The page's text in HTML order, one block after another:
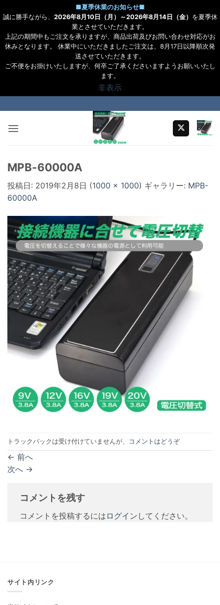
■夏季休業のお知らせ■
誠に勝手ながら、 2026年8月10日（月）～2026年8月14日（金） を夏季休
業とさせていただきます。
上記の期間中もご注文を承りますが、商品出荷及びお問い合わせ対応がお
休みとなります。 休業中にいただきましたご注文は、8月17日以降順次発
送させていただきます。
ご不便をお掛けいたしますが、何卒ご了承くださいますようお願いいたし
ます。
非表示
to
content
MPB-60000A
投稿日: 2019年2月8日 (1000 × 1000) ギャラリー: MPB-
60000A
トラックバックは受け付けていませんが、 コメントはどうぞ
← 前へ
次へ →
コメントを残す
コメントを投稿するには ログイン してください。
サイト内リンク